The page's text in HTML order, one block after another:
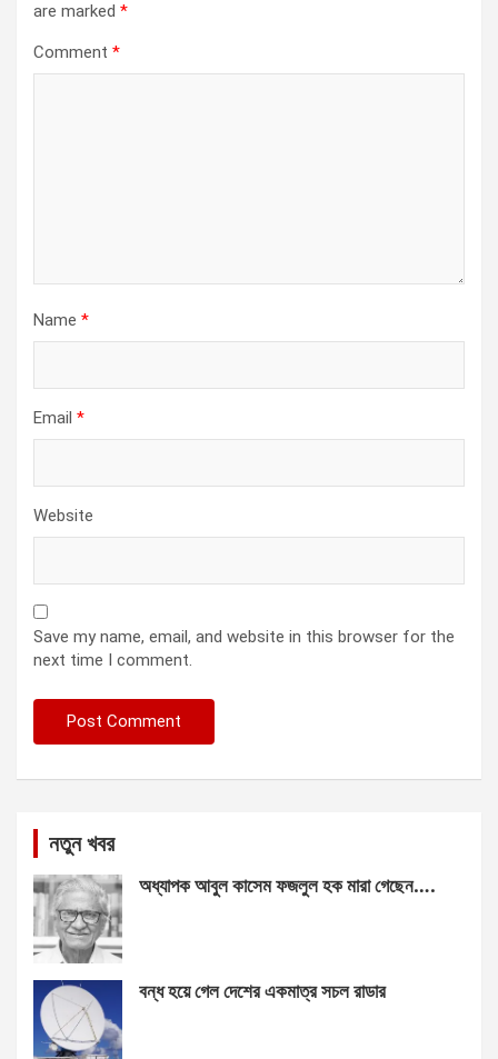
are marked *
Comment *
Name *
Email *
Website
Save my name, email, and website in this browser for the
next time I comment.
নতুন খবর
অধ্যাপক আবুল কাসেম ফজলুল হক মারা গেছেন….
বন্ধ হয়ে গেল দেশের একমাত্র সচল রাডার